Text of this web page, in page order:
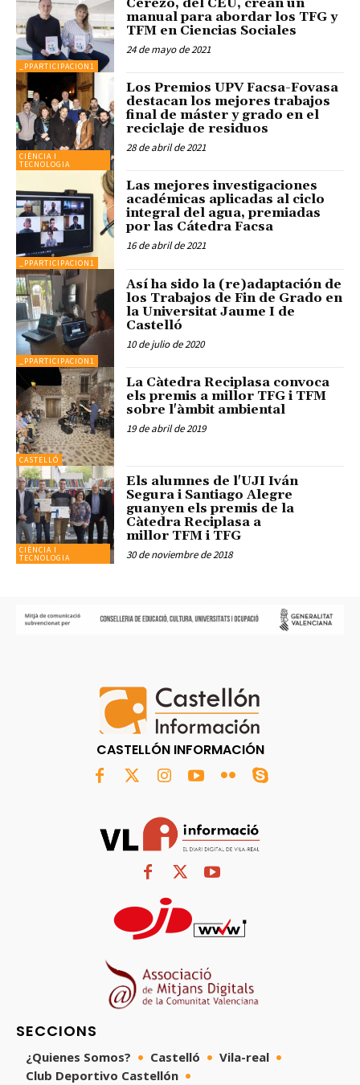
_PPARTICIPACION1
manual para abordar los TFG y
TFM en Ciencias Sociales
24 de mayo de 2021
CIÈNCIA I
TECNOLOGIA
Los Premios UPV Facsa-Fovasa
destacan los mejores trabajos
final de máster y grado en el
reciclaje de residuos
28 de abril de 2021
_PPARTICIPACION1
Las mejores investigaciones
académicas aplicadas al ciclo
integral del agua, premiadas
por las Cátedra Facsa
16 de abril de 2021
_PPARTICIPACION1
Así ha sido la (re)adaptación de
los Trabajos de Fin de Grado en
la Universitat Jaume I de
Castelló
10 de julio de 2020
CASTELLÓ
La Càtedra Reciplasa convoca
els premis a millor TFG i TFM
sobre l'àmbit ambiental
19 de abril de 2019
CIÈNCIA I
TECNOLOGIA
Els alumnes de l'UJI Iván
Segura i Santiago Alegre
guanyen els premis de la
Càtedra Reciplasa a
millor TFM i TFG
30 de noviembre de 2018
CASTELLÓN INFORMACIÓN
SECCIONS
¿Quienes Somos? Castelló
Vila-real
Club Deportivo Castellón